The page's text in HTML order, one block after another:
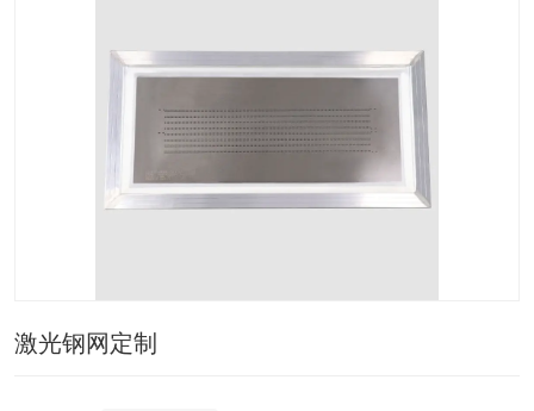
激光钢网定制